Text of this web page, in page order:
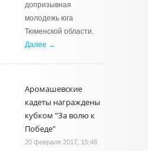
допризывная
молодежь юга
Тюменской области.
Далее →
Аромашевские
кадеты награждены
кубком "За волю к
Победе"
20 февраля 2017, 15:48